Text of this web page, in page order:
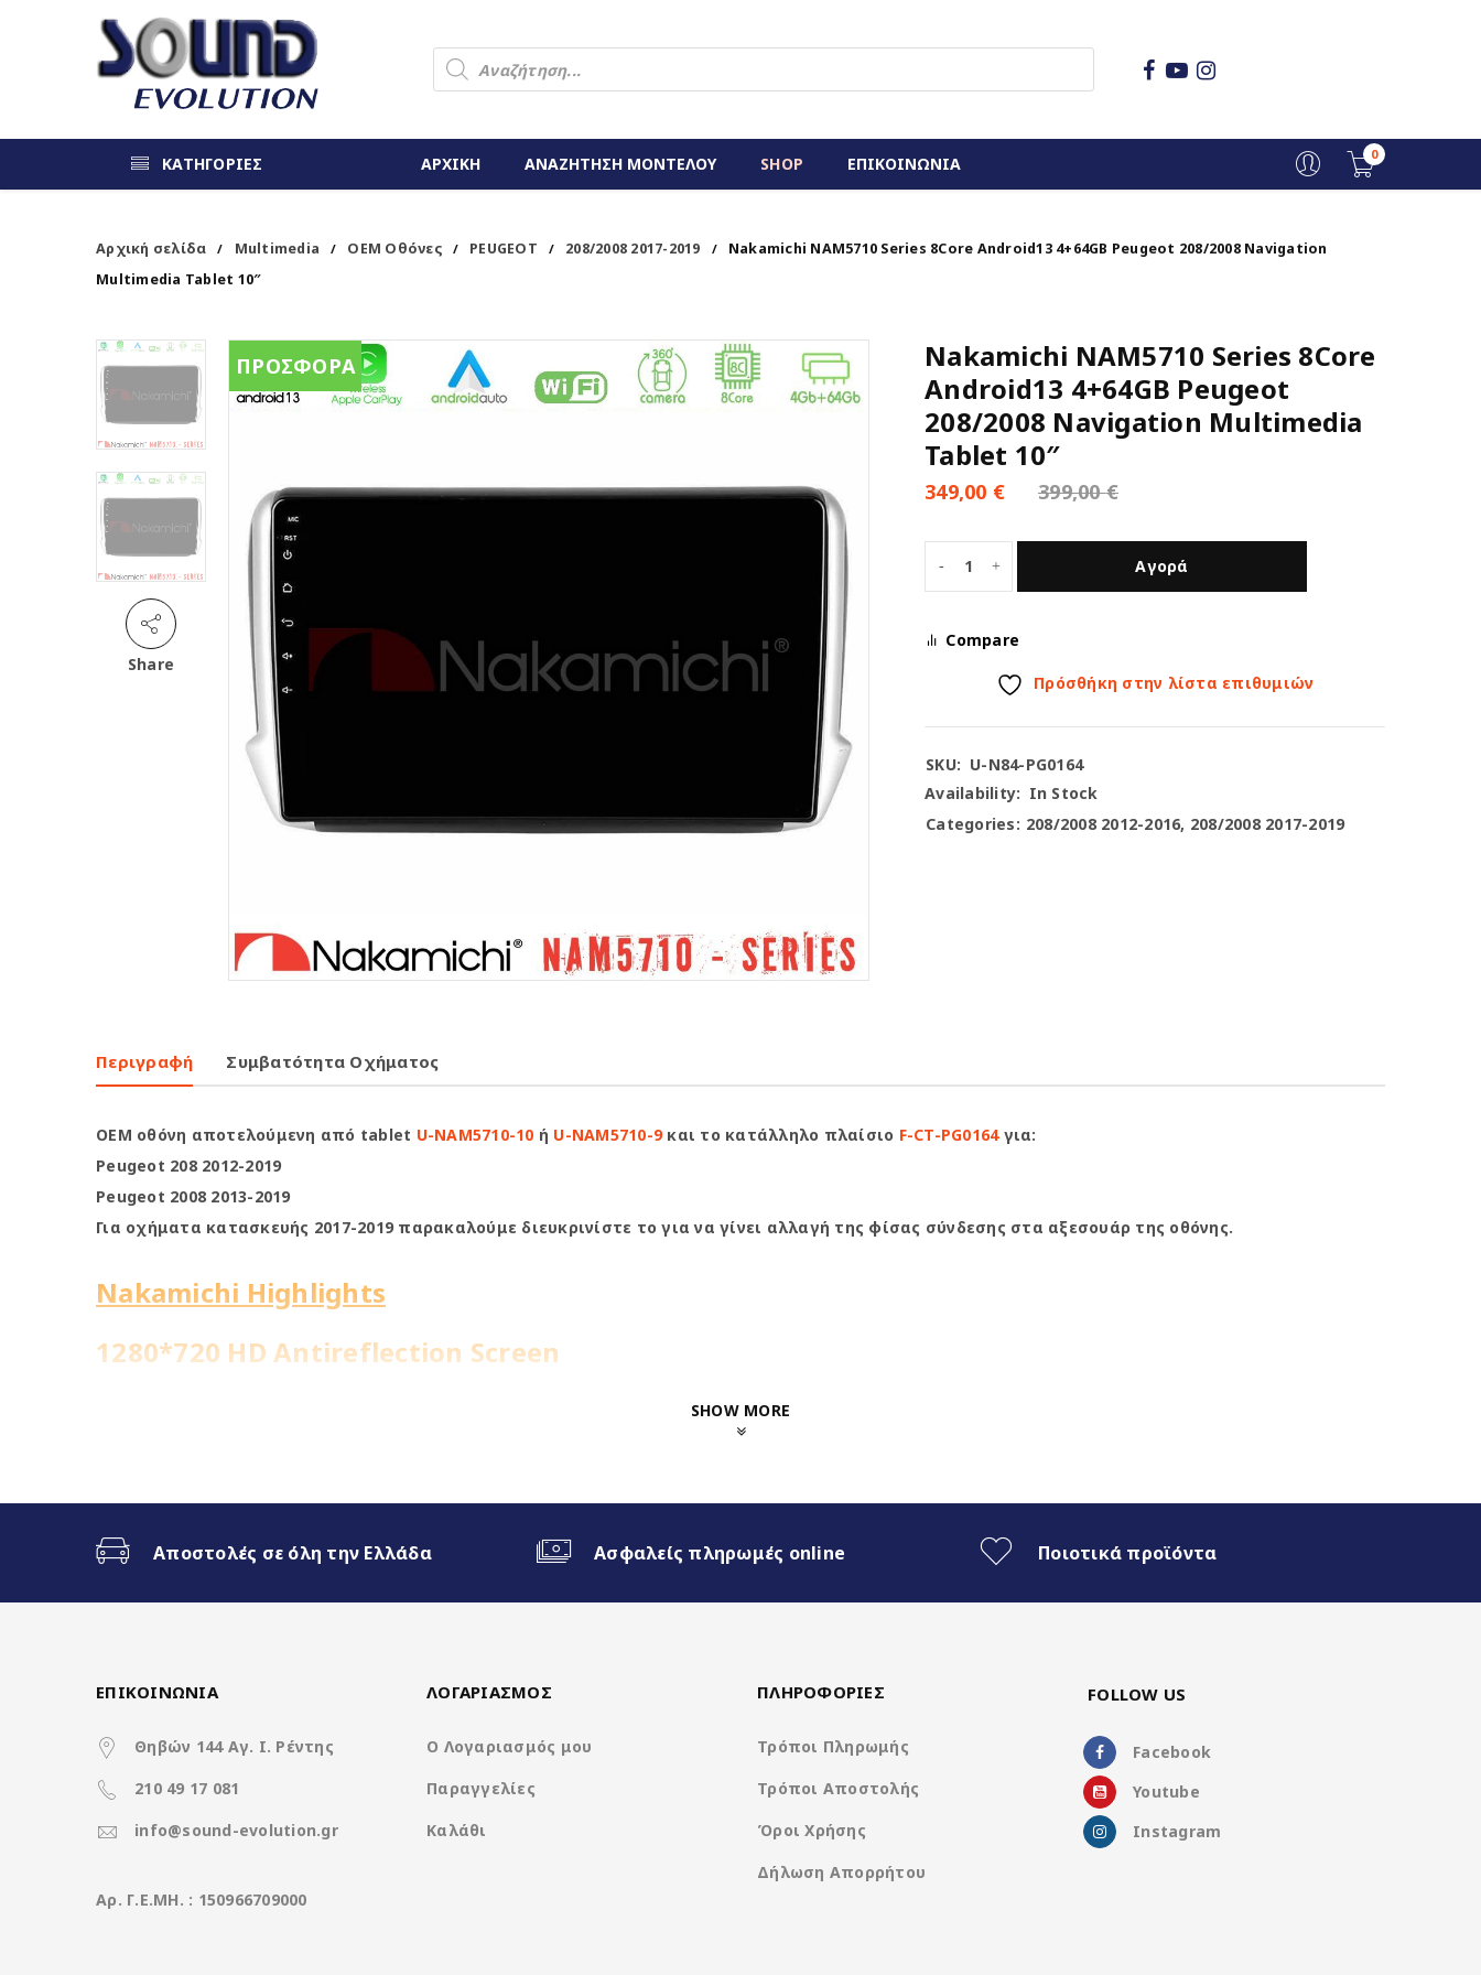
ΚΑΤΗΓΟΡΙΕΣ ΑΡΧΙΚΗ ΑΝΑΖΗΤΗΣΗ ΜΟΝΤΕΛΟΥ SHOP ΕΠΙΚΟΙΝΩΝΙΑ 0
Αρχική σελίδα / Multimedia / OEM Οθόνες / PEUGEOT / 208/2008 2017-2019 /
Nakamichi NAM5710 Series 8Core Android13 4+64GB Peugeot 208/2008 Navigation
Multimedia Tablet 10″
Share
ΠΡΟΣΦΟΡΑ
Nakamichi NAM5710 Series 8Core
Android13 4+64GB Peugeot
208/2008 Navigation Multimedia
Tablet 10″
399,00€
349,00 €
Αγορά
Compare
Πρόσθήκη στην λίστα επιθυμιών
SKU: U-N84-PG0164
Availability: In Stock
Categories: 208/2008 2012-2016, 208/2008 2017-2019
Περιγραφή Συμβατότητα Οχήματος
OEM οθόνη αποτελούμενη από tablet U-NAM5710-10 ή U-NAM5710-9και το κατάλληλο πλαίσιο F-CT-PG0164για:
Peugeot 208 2012-2019
Peugeot 2008 2013-2019
Για οχήματα κατασκευής 2017-2019 παρακαλούμε διευκρινίστε το για να γίνει αλλαγή της φίσας σύνδεσης στα αξεσουάρ της οθόνης.
Nakamichi Highlights
1280*720 HD Antireflection Screen
Fast Boot 1 sec
7 Color Button LED
Nakamichi Os Android13
SHOW MORE
Αποστολές σε όλη την Ελλάδα Ασφαλείς πληρωμές online Ποιοτικά προϊόντα
ΕΠΙΚΟΙΝΩΝΙΑ
Θηβών 144 Αγ. Ι. Ρέντης
210 49 17 081
info@sound-evolution.gr
Aρ. Γ.Ε.ΜΗ. : 150966709000
ΛΟΓΑΡΙΑΣΜΟΣ
Ο Λογαριασμός μου
Παραγγελίες
Καλάθι
ΠΛΗΡΟΦΟΡΙΕΣ
Τρόποι Πληρωμής
Τρόποι Αποστολής
Όροι Χρήσης
Δήλωση Απορρήτου
FOLLOW US
Facebook
Youtube
Instagram